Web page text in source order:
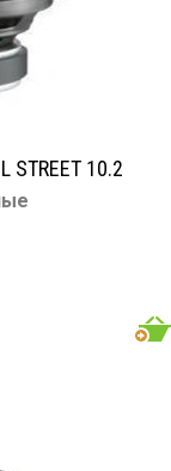
STREET 10.2